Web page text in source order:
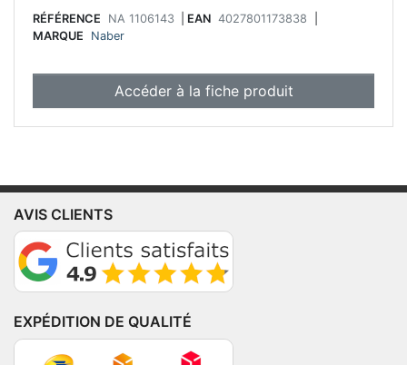
RÉFÉRENCE NA 1106143 EAN 4027801173838
MARQUE
Naber
Accéder à la fiche produit
AVIS CLIENTS
EXPÉDITION DE QUALITÉ